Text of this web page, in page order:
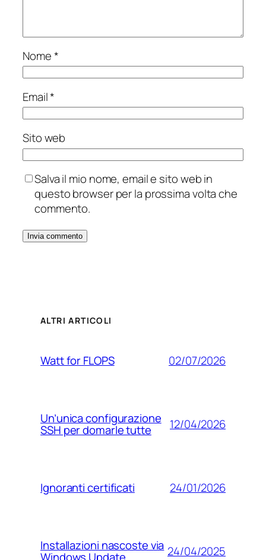
Nome*
Email*
Sito web
Salva il mio nome, email e sito web in
questo browser per la prossima volta che
commento.
ALTRI ARTICOLI
Watt for FLOPS 02/07/2026
Un’unica configurazione
SSH per domarle tutte 12/04/2026
Ignoranti certificati 24/01/2026
Installazioni nascoste via 24/04/2025